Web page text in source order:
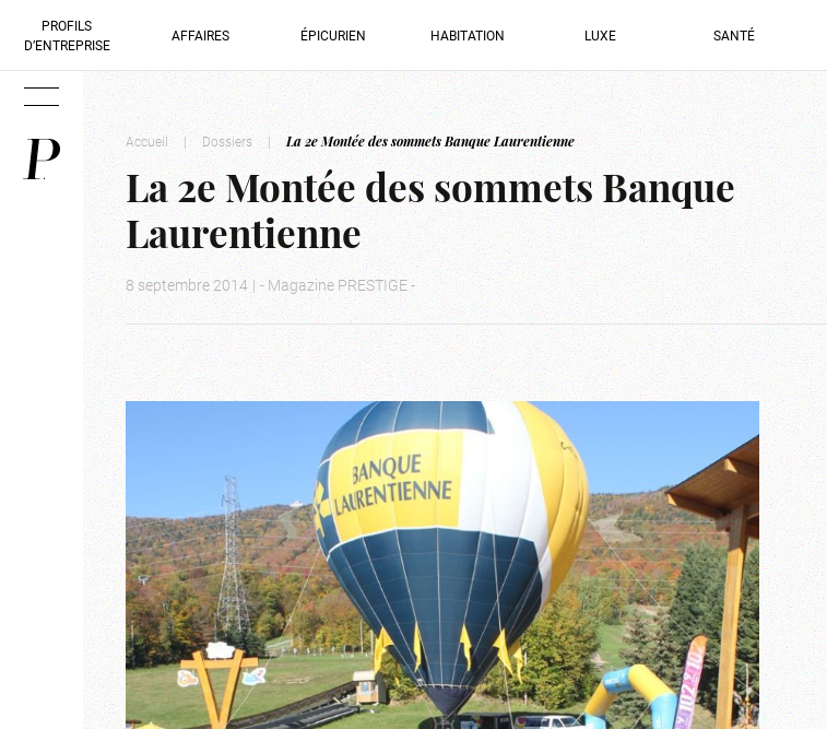
PROFILS
D’ENTREPRISE
AFFAIRES ÉPICURIEN HABITATION LUXE SANTÉ
Accueil | Dossiers | La 2e Montée des sommets Banque Laurentienne
La 2e Montée des sommets Banque
Laurentienne
8 septembre 2014 | - Magazine PRESTIGE -